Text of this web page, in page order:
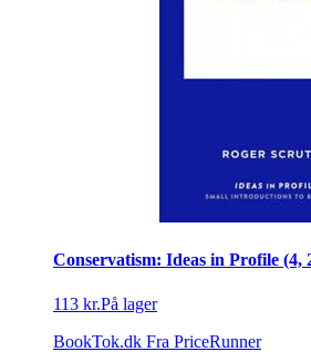
Conservatism: Ideas in Profile (4,
113 kr.På lager
BookTok.dk Fra PriceRunner